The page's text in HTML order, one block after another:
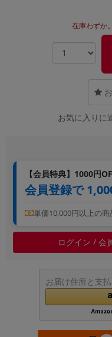
在庫わずか
お気に入りに
【会員特典】1000円
会員登録で
単価10,000円以上の商
ログイン / 会
お届け住所と支
~
~
円 ～
年
年